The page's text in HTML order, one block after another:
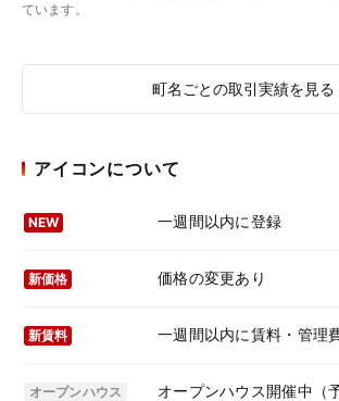
ています。
町名ごとの取引実績を見る
アイコンについて
NEW 一週間以内に登録
新価格 価格の変更あり
新賃料 一週間以内に賃料・管理
オープンハウス オープンハウス開催中（